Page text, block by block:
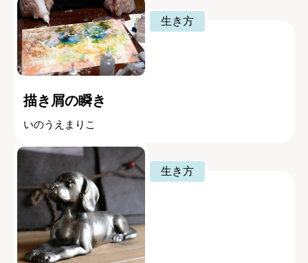
生き方
描き屑の瞬き
いのうえまりこ
生き方